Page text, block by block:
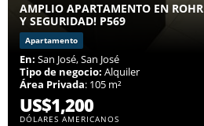
AMPLIO APARTAMENTO EN
Y SEGURIDAD! P569
Apartamento
En: San José, San José
Tipo de negocio: Alquiler
Área Privada: 105 m²
US$1,200
DÓLARES AMERICANOS